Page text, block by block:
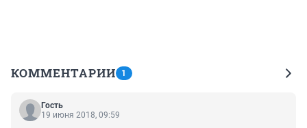
КОММЕНТАРИИ 1
Гость
19 июня 2018, 09:59